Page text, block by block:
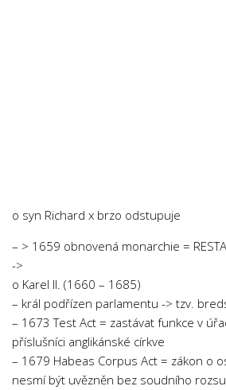
o syn Richard x brzo odstupuje
– > 1659 obnovená monarchie =
->
o Karel II. (1660 – 1685)
– král podřízen parlamentu -> tzv.
– 1673 Test Act = zastávat funkce v
příslušníci anglikánské církve
– 1679 Habeas Corpus Act = zákon o
nesmí být uvězněn bez soudního